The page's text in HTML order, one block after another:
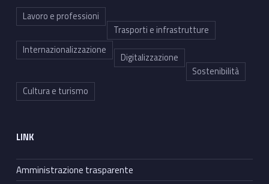
Lavoro e professioni
Trasporti e infrastrutture
Internazionalizzazione
Digitalizzazione
Sostenibilità
Cultura e turismo
LINK
Amministrazione trasparente